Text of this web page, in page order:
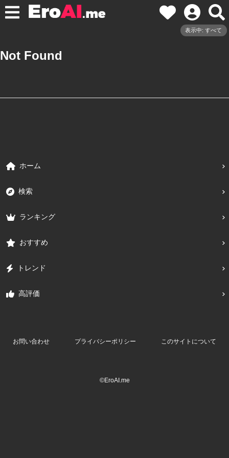
表示中: すべて
Not Found
ホーム
検索
ランキング
おすすめ
トレンド
高評価
お問い合わせ プライバシーポリシー このサイトについて
©EroAI.me